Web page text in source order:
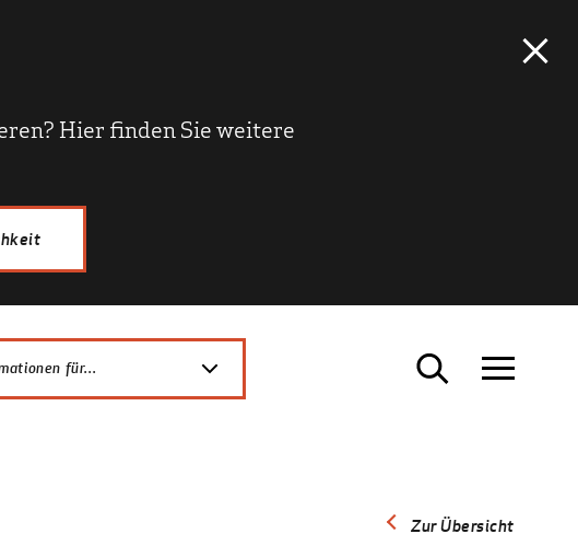
Hier finden Sie weitere
für...
& Eltern
Zur Übersicht